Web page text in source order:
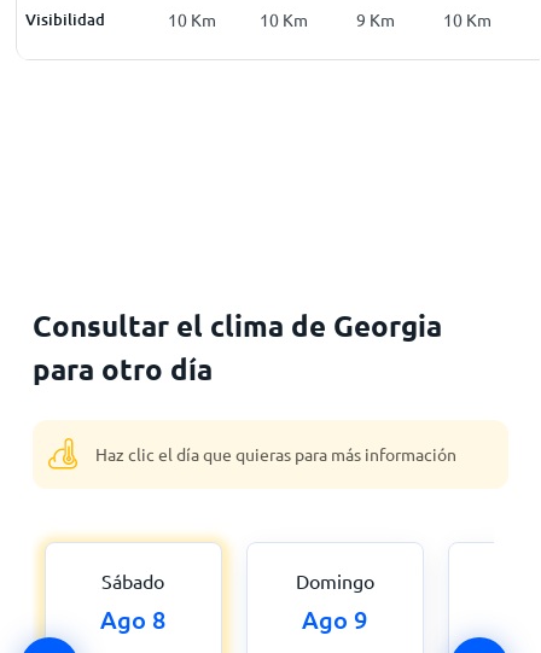
Visibilidad
Km 10Km 10 Km 10 Km 9 Km 10 Km
Consultar el clima de Georgia
para otro día
Haz clic el día que quieras para más información
Sábado
Ago 8
Domingo
Ago 9